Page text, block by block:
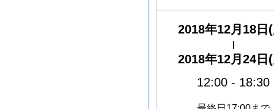
2018年12月18日
2018年12月24日
12:00 - 18:30